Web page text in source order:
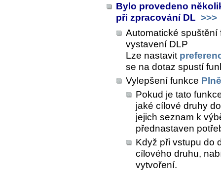
Bylo provedeno
při zpracování DL >>>
Automatické
vystavení DLP
Lze nastavit
se na dotaz spustí
Vylepšení funkce
Pokud je tato
jaké cílové druhy
jejich seznam k
přednastaven
Když při vstupu do
cílového druhu,
vytvoření.